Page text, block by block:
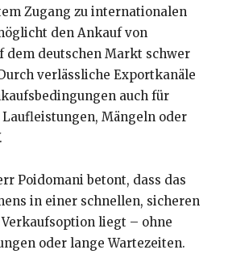
Zugang zu internationalen
den Ankauf von
dem deutschen Markt schwer
verlässliche Exportkanäle
auch für
Mängeln oder
Poidomani betont, dass das
in einer schnellen, sicheren
liegt – ohne
oder lange Wartezeiten.